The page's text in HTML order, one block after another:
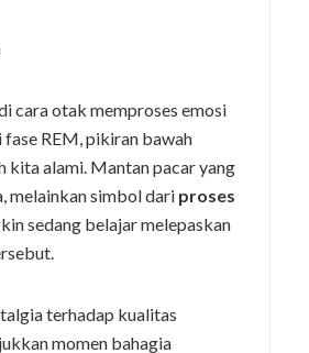
cara otak memproses emosi
fase REM, pikiran bawah
kita alami. Mantan pacar yang
melainkan simbol dari proses
sedang belajar melepaskan
terhadap kualitas
momen bahagia